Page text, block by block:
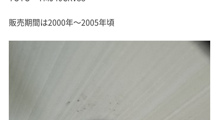
販売期間は2000年～2005年頃